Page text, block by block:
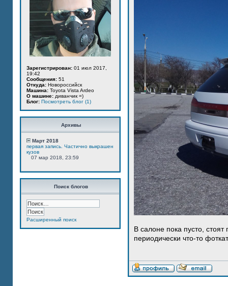
Зарегистрирован: 01 июл 2017,
19:42
Сообщения: 51
Откуда: Новороссийск
Машина: Toyota Vista Ardeo
О машине: диванчик =)
Блог: Посмотреть блог (1)
Архивы
Март 2018
первая запись. Частично выкрашен
кузов
07 мар 2018, 23:59
Поиск блогов
Расширенный поиск
В салоне пока пусто,
периодически что-то